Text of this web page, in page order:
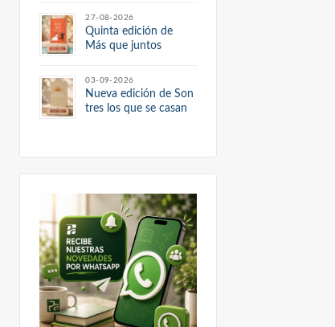
27-08-2026
Quinta edición de
Más que juntos
03-09-2026
Nueva edición de Son
tres los que se casan